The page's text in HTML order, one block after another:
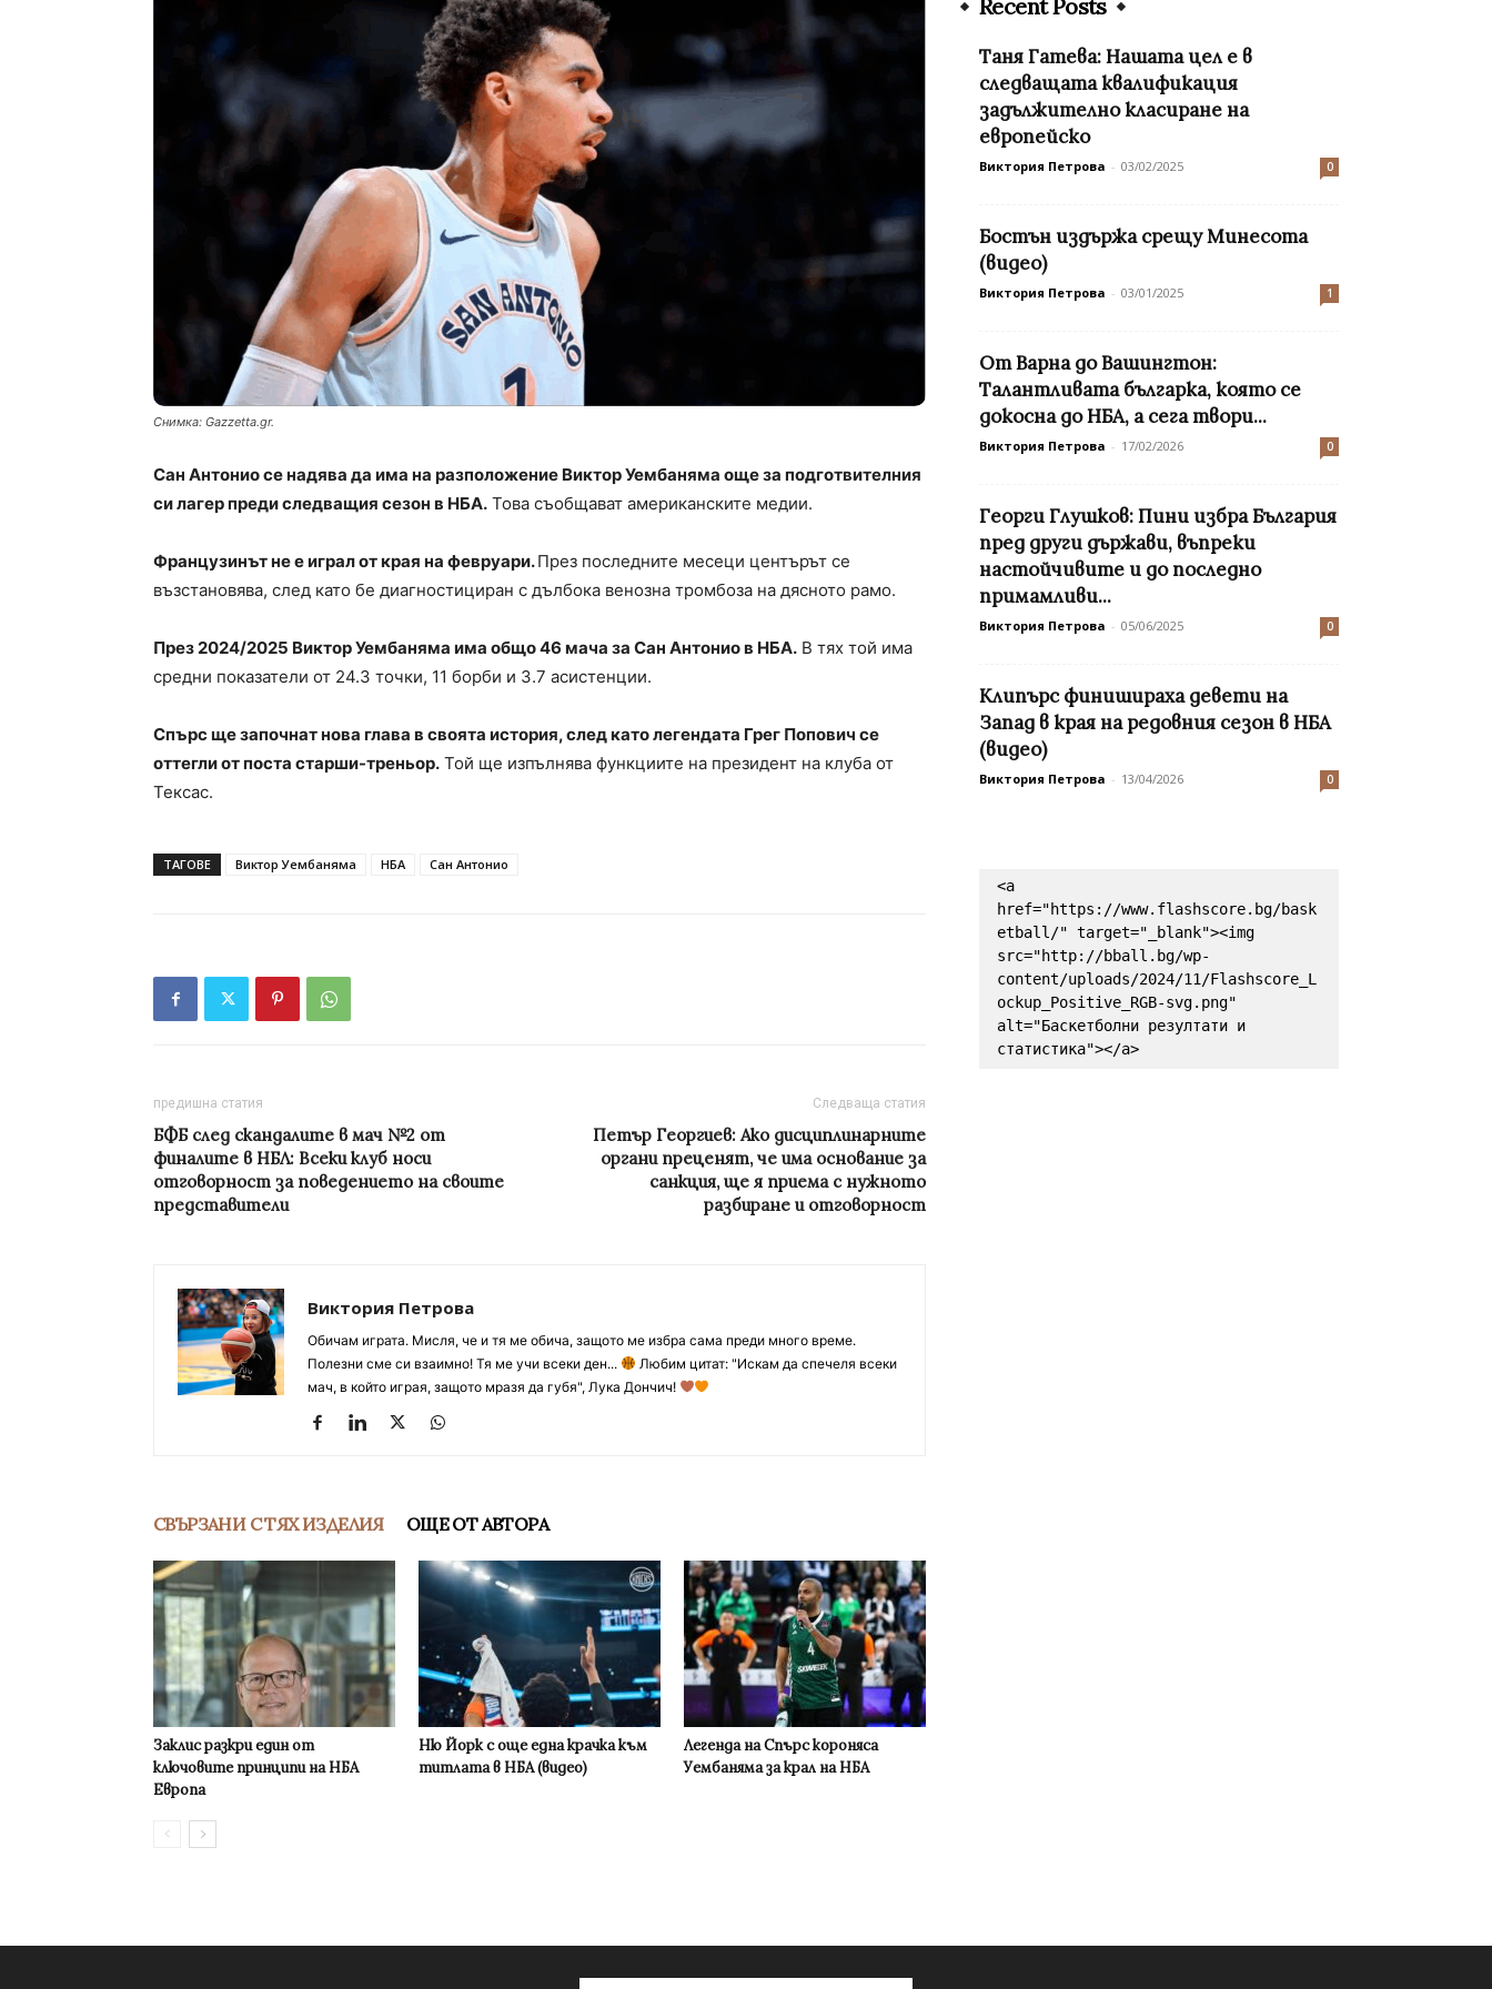
Снимка: Gazzetta.gr.
Сан Антонио се надява да има на разположение Виктор Уембаняма още за подготвителния
си лагер преди следващия сезон в НБА. Това съобщават американските медии.
Французинът не е играл от края на февруари.През последните месеци центърът се
възстановява, след като бе диагностициран с дълбока венозна тромбоза на дясното рамо.
През 2024/2025 Виктор Уембаняма има общо 46 мача за Сан Антонио в НБА. В тях той има
средни показатели от 24.3 точки, 11 борби и 3.7 асистенции.
Спърс ще започнат нова глава в своята история, след като легендата Грег Попович се
оттегли от поста старши-треньор. Той ще изпълнява функциите на президент на клуба от
Тексас.
ТАГОВЕ Виктор Уембаняма НБА Сан Антонио
предишна статия
БФБ след скандалите в мач №2 от
финалите в НБЛ: Всеки клуб носи
отговорност за поведението на своите
представители
Следваща статия
Петър Георгиев: Ако дисциплинарните
органи преценят, че има основание за
санкция, ще я приема с нужното
разбиране и отговорност
Виктория Петрова
Обичам играта. Мисля, че и тя ме обича, защото ме избра сама преди много време.
Полезни сме си взаимно! Тя ме учи всеки ден...
Любим цитат: "Искам да спечеля всеки
мач, в който играя, защото мразя да губя", Лука Дончич!
СВЪРЗАНИ С ТЯХ ИЗДЕЛИЯ ОЩЕ ОТ АВТОРА
Заклис разкри един от
ключовите принципи на НБА
Европа
Ню Йорк с още една крачка към
титлата в НБА (видео)
Легенда на Спърс короняса
Уембаняма за крал на НБА
Recent Posts
Таня Гатева: Нашата цел е в
следващата квалификация
задължително класиране на
европейско
Виктория Петрова - 03/02/2025 0
Бостън издържа срещу Минесота
(видео)
Виктория Петрова - 03/01/2025 1
От Варна до Вашингтон:
Талантливата българка, която се
докосна до НБА, а сега твори...
Виктория Петрова - 17/02/2026 0
Георги Глушков: Пини избра България
пред други държави, въпреки
настойчивите и до последно
примамливи...
Виктория Петрова - 05/06/2025 0
Клипърс финишираха девети на
Запад в края на редовния сезон в НБА
(видео)
Виктория Петрова - 13/04/2026 0
<a
href="https://www.flashscore.bg/bask
etball/" target="_blank"><img
src="http://bball.bg/wp-
content/uploads/2024/11/Flashscore_L
ockup_Positive_RGB-svg.png"
alt="Баскетболни резултати и
статистика"></a>